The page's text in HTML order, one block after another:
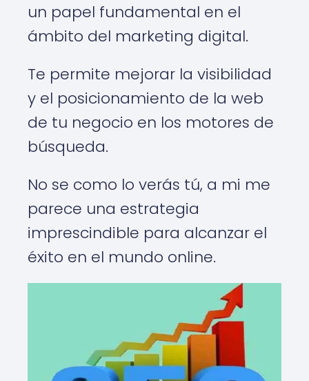
un papel fundamental en el
ámbito del marketing digital.
Te permite mejorar la visibilidad
y el posicionamiento de la web
de tu negocio en los motores de
búsqueda.
No se como lo verás tú, a mi me
parece una estrategia
imprescindible para alcanzar el
éxito en el mundo online.